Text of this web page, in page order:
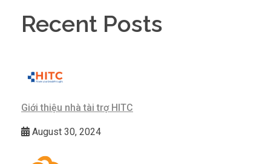
Recent Posts
Giới thiệu nhà tài trợ HITC
August 30, 2024